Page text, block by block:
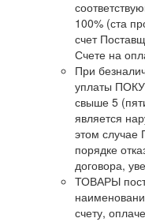
100% (ста
счет
Счете на
При
уплаты
свыше 5
является
этом случае
порядке
договора,
ТОВАРЫ
счету,